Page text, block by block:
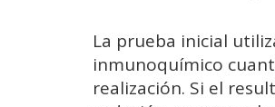
La prueba inicial
inmunoquímico
realización. Si el